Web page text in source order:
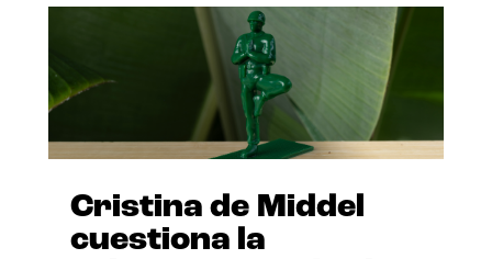
Cristina de Middel
cuestiona la